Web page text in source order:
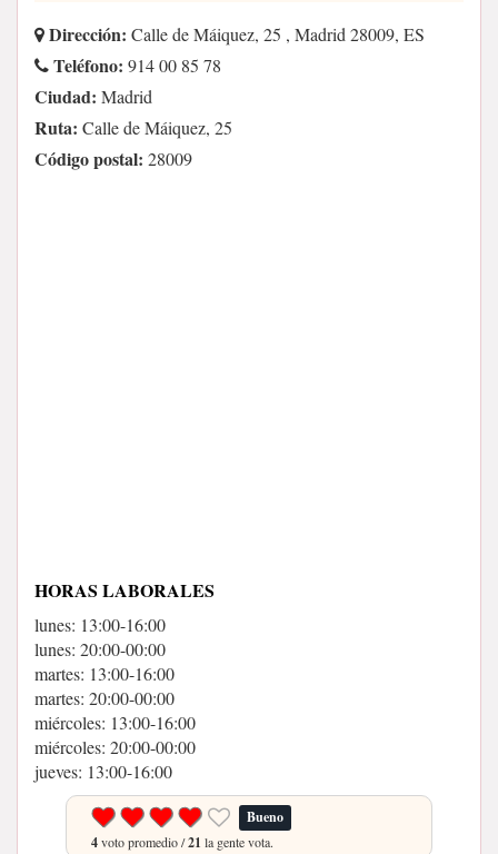
Dirección: Calle de Máiquez, 25 , Madrid 28009, ES
Teléfono: 914 00 85 78
Ciudad: Madrid
Ruta: Calle de Máiquez, 25
Código postal: 28009
HORAS LABORALES
lunes: 13:00-16:00
lunes: 20:00-00:00
martes: 13:00-16:00
martes: 20:00-00:00
miércoles: 13:00-16:00
miércoles: 20:00-00:00
jueves: 13:00-16:00
Bueno
4voto promedio /21 la gente vota.